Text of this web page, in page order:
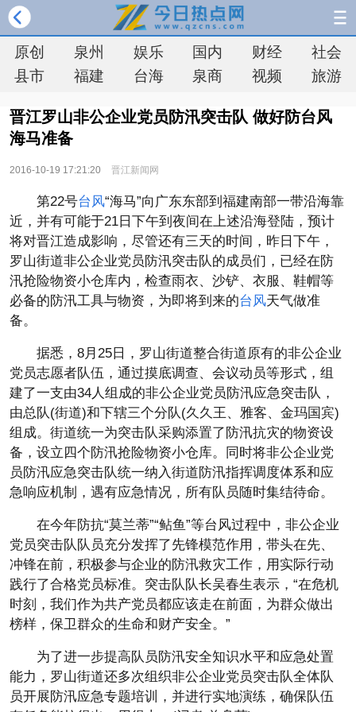
原创 泉州 娱乐 国内 财经
社会
县市
福建 台海 泉商 视频 旅游
晋江罗山非公企业党员防汛突击队 做好防台风
海马准备
2016-10-19 17:21:20 晋江新闻网
第22号台风“海马”向广东东部到福建南部一带沿海靠
近，并有可能于21日下午到夜间在上述沿海登陆，预计
将对晋江造成影响，尽管还有三天的时间，昨日下午，
罗山街道非公企业党员防汛突击队的成员们，已经在防
汛抢险物资小仓库内，检查雨衣、沙铲、衣服、鞋帽等
必备的防汛工具与物资，为即将到来的台风天气做准
备。
据悉，8月25日，罗山街道整合街道原有的非公企业
党员志愿者队伍，通过摸底调查、会议动员等形式，组
建了一支由34人组成的非公企业党员防汛应急突击队，
由总队(街道)和下辖三个分队(久久王、雅客、金玛国宾)
组成。街道统一为突击队采购添置了防汛抗灾的物资设
备，设立四个防汛抢险物资小仓库。同时将非公企业党
员防汛应急突击队统一纳入街道防汛指挥调度体系和应
急响应机制，遇有应急情况，所有队员随时集结待命。
在今年防抗“莫兰蒂”“鲇鱼”等台风过程中，非公企业
党员突击队队员充分发挥了先锋模范作用，带头在先、
冲锋在前，积极参与企业的防汛救灾工作，用实际行动
践行了合格党员标准。突击队队长吴春生表示，“在危机
时刻，我们作为共产党员都应该走在前面，为群众做出
榜样，保卫群众的生命和财产安全。”
为了进一步提高队员防汛安全知识水平和应急处置
能力，罗山街道还多次组织非公企业党员突击队全体队
员开展防汛应急专题培训，并进行实地演练，确保队伍